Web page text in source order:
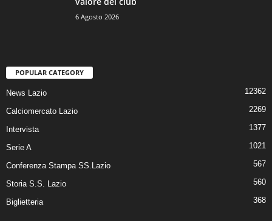
6 Agosto 2026
POPULAR CATEGORY
News Lazio 12362
Calciomercato Lazio 2269
Intervista 1377
Serie A 1021
Conferenza Stampa SS.Lazio 567
Storia S.S. Lazio 560
Biglietteria 368